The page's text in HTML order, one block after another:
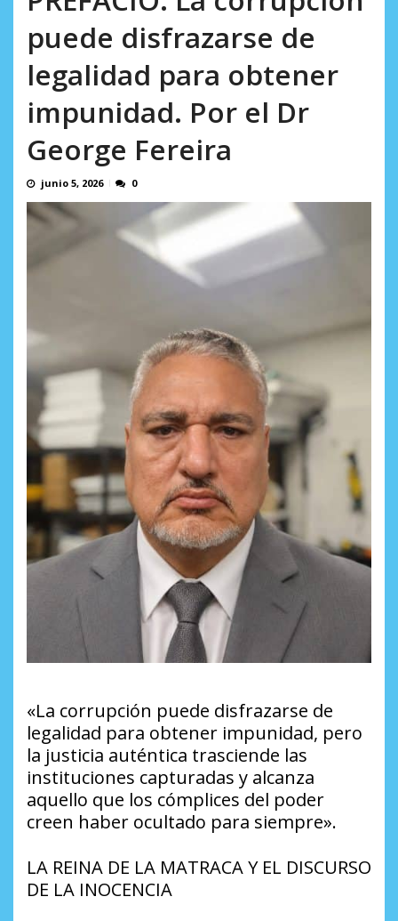
puede disfrazarse de
legalidad para obtener
impunidad. Por el Dr
George Fereira
junio 5, 2026 0
«La corrupción puede disfrazarse de
legalidad para obtener impunidad, pero
la justicia auténtica trasciende las
instituciones capturadas y alcanza
aquello que los cómplices del poder
creen haber ocultado para siempre».
LA REINA DE LA MATRACA Y EL DISCURSO
DE LA INOCENCIA